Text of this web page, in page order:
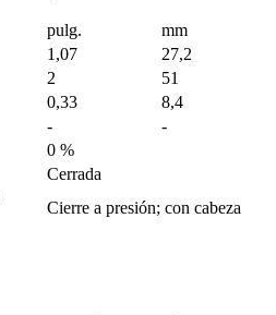
pulg.
mm
1,07
27,2
2
51
0,33
8,4
-
-
0 %
Cerrada
Cierre a presión; con cabeza